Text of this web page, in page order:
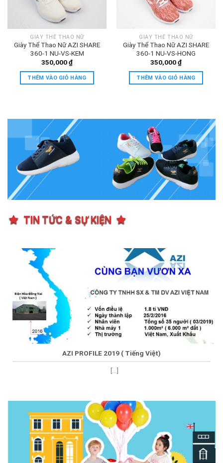
GIÀY THỂ THAO NỮ
Giày Thể Thao Nữ AZI SHARE
360-1 NU-VS-KEM
350,000₫
THÊM VÀO GIỎ HÀNG
GIÀY THỂ THAO NỮ
Giày Thể Thao Nữ AZI SHARE
360-1 NU-VS-HONG
350,000₫
THÊM VÀO GIỎ HÀNG
TIN TỨC & SỰ KIỆN
AZI PROFILE 2019 ( Tiếng Việt)
[...]